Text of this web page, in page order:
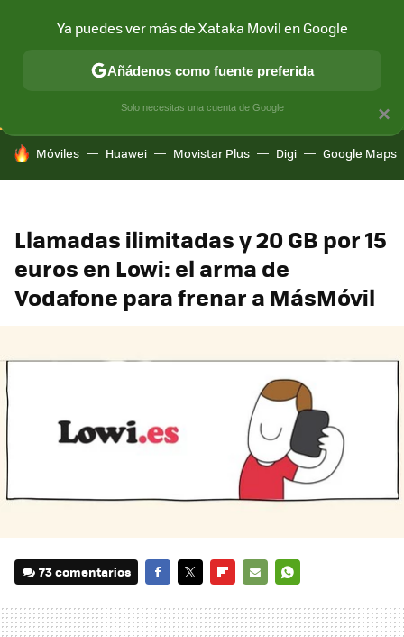
CONECTIVIDAD MÓVIL Y SOCIEDAD APLICACIONES
HOY SE HABLA DE
Móviles Huawei Movistar Plus Digi Google Maps
Llamadas ilimitadas y 20 GB por 15
euros en Lowi: el arma de
Vodafone para frenar a MásMóvil
73 comentarios
MAIL
×
Ya puedes ver más de Xataka Movil en Google
Añádenos como fuente preferida
Solo necesitas una cuenta de Google